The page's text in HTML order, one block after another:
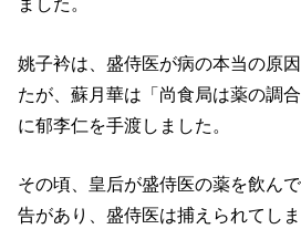
ました。
姚子衿は、盛侍医が病の本当の原
たが、蘇月華は「尚食局は薬の調
に郁李仁を手渡しました。
その頃、皇后が盛侍医の薬を飲ん
告があり、盛侍医は捕えられてしま